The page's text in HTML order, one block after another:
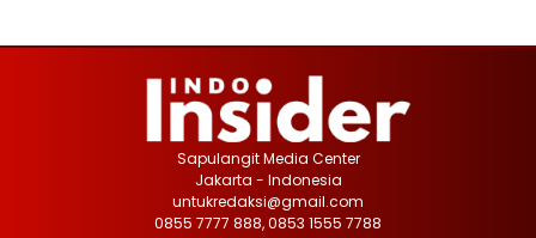
Sapulangit Media Center
Jakarta - Indonesia
untukredaksi@gmail.com
0855 7777 888, 0853 1555 7788